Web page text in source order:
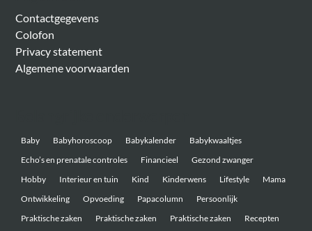
Contactgegevens
Colofon
Privacy statement
Algemene voorwaarden
Baby Babyhoroscoop Babykalender
Babykwaaltjes
Echo’s en prenatale controles
Financieel
Gezond zwanger
Hobby
Interieur en tuin Kind Kinderwens Lifestyle
Mama
Ontwikkeling
Opvoeding Papacolumn
Persoonlijk
Praktische zaken
Praktische zaken Praktische zaken
Recepten